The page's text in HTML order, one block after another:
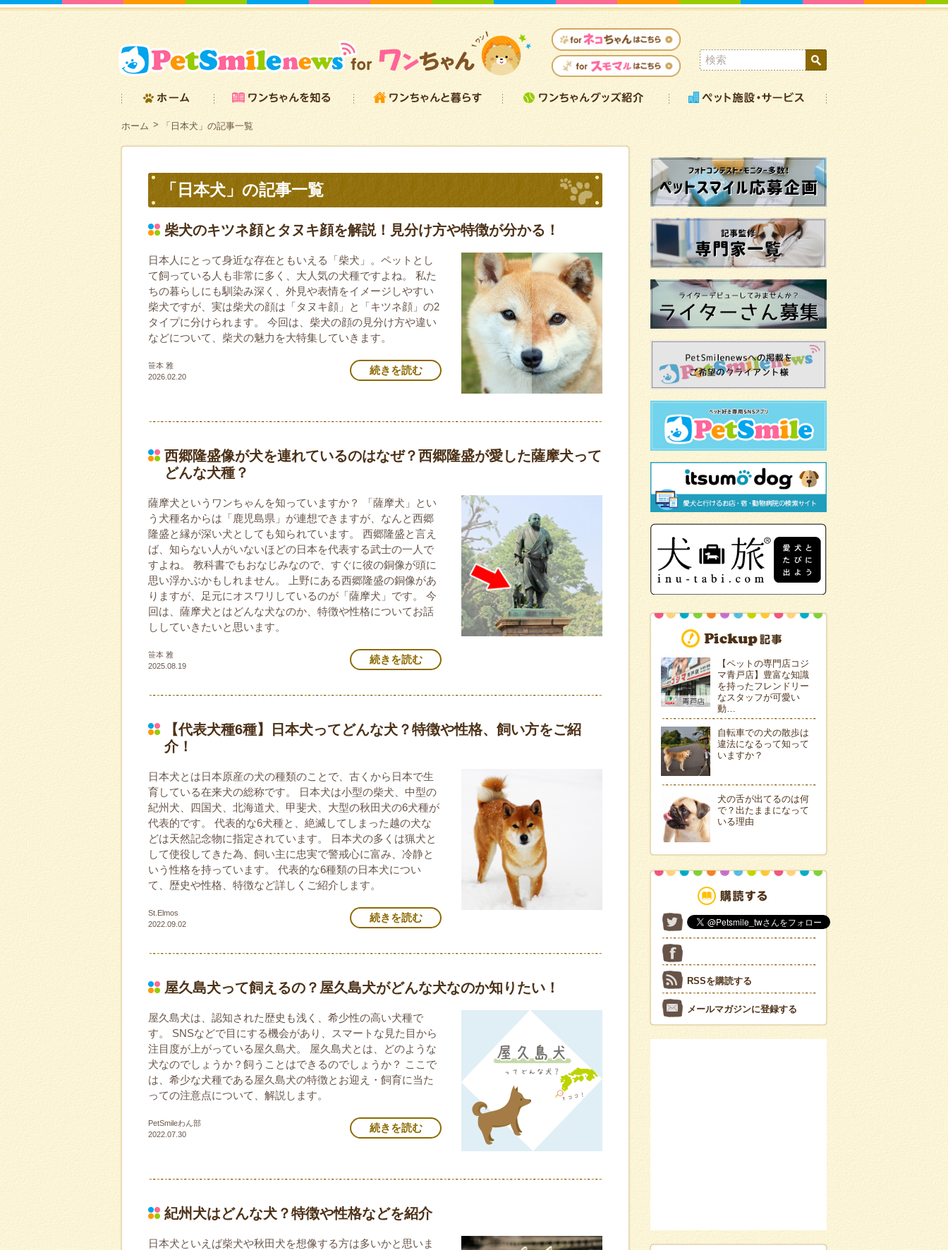
ホーム 「日本犬」の記事一覧
「日本犬」の記事一覧
柴犬のキツネ顔とタヌキ顔を解説！見分け方や特徴が分かる！
日本人にとって身近な存在ともいえる「柴犬」。ペットとし
て飼っている人も非常に多く、大人気の犬種ですよね。 私た
ちの暮らしにも馴染み深く、外見や表情をイメージしやすい
柴犬ですが、実は柴犬の顔は「タヌキ顔」と「キツネ顔」の2
タイプに分けられます。 今回は、柴犬の顔の見分け方や違い
などについて、柴犬の魅力を大特集していきます。
続きを読む
笹本 雅
2026.02.20
西郷隆盛像が犬を連れているのはなぜ？西郷隆盛が愛した薩摩犬って
どんな犬種？
薩摩犬というワンちゃんを知っていますか？ 「薩摩犬」とい
う犬種名からは「鹿児島県」が連想できますが、なんと西郷
隆盛と縁が深い犬としても知られています。 西郷隆盛と言え
ば、知らない人がいないほどの日本を代表する武士の一人で
すよね。 教科書でもおなじみなので、すぐに彼の銅像が頭に
思い浮かぶかもしれません。 上野にある西郷隆盛の銅像があ
りますが、足元にオスワリしているのが「薩摩犬」です。 今
回は、薩摩犬とはどんな犬なのか、特徴や性格についてお話
ししていきたいと思います。
続きを読む
笹本 雅
2025.08.19
【代表犬種6種】日本犬ってどんな犬？特徴や性格、飼い方をご紹
介！
日本犬とは日本原産の犬の種類のことで、古くから日本で生
育している在来犬の総称です。 日本犬は小型の柴犬、中型の
紀州犬、四国犬、北海道犬、甲斐犬、大型の秋田犬の6犬種が
代表的です。 代表的な6犬種と、絶滅してしまった越の犬な
どは天然記念物に指定されています。 日本犬の多くは猟犬と
して使役してきた為、飼い主に忠実で警戒心に富み、冷静と
いう性格を持っています。 代表的な6種類の日本犬につい
て、歴史や性格、特徴など詳しくご紹介します。
続きを読む
St.Elmos
2022.09.02
屋久島犬って飼えるの？屋久島犬がどんな犬なのか知りたい！
屋久島犬は、認知された歴史も浅く、希少性の高い犬種で
す。 SNSなどで目にする機会があり、スマートな見た目から
注目度が上がっている屋久島犬。 屋久島犬とは、どのような
犬なのでしょうか？飼うことはできるのでしょうか？ ここで
は、希少な犬種である屋久島犬の特徴とお迎え・飼育に当た
っての注意点について、解説します。
続きを読む
PetSmileわん部
2022.07.30
紀州犬はどんな犬？特徴や性格などを紹介
日本犬といえば柴犬や秋田犬を想像する方は多いかと思いま
【ペットの専門店コジ
マ青戸店】豊富な知識
を持ったフレンドリー
なスタッフが可愛い
動…
自転車での犬の散歩は
違法になるって知って
いますか？
犬の舌が出てるのは何
で？出たままになって
いる理由
RSSを購読する
メールマガジンに登録する